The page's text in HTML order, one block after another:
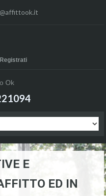
Registrati
E
ED IN